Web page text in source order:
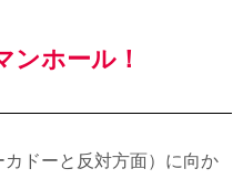
ホール！
ドーと反対方面）に向か